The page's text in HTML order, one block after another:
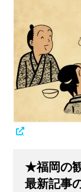
★福岡の
最新記事